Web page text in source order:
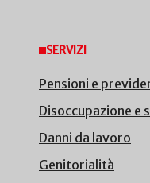
SERVIZI
Pensioni e
Disoccupazione e
Danni da lavoro
Genitorialità